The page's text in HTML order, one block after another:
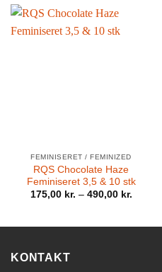
FEMINISERET / FEMINIZED
RQS Chocolate Haze
Feminiseret 3,5 & 10 stk
175,00 kr. – 490,00 kr.
KONTAKT